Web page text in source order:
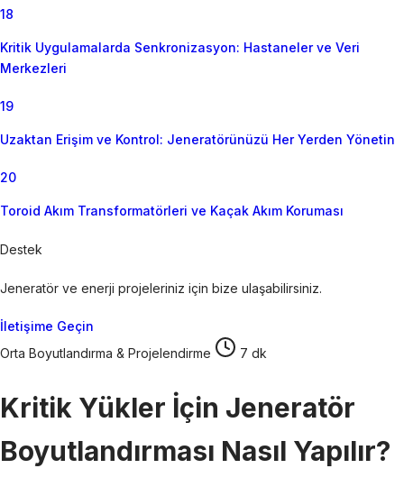
18
Kritik Uygulamalarda Senkronizasyon: Hastaneler ve Veri
Merkezleri
19
Uzaktan Erişim ve Kontrol: Jeneratörünüzü Her Yerden Yönetin
20
Toroid Akım Transformatörleri ve Kaçak Akım Koruması
Destek
Jeneratör ve enerji projeleriniz için bize ulaşabilirsiniz.
İletişime Geçin
Orta Boyutlandırma & Projelendirme 7 dk
Kritik Yükler İçin Jeneratör
Boyutlandırması Nasıl Yapılır?